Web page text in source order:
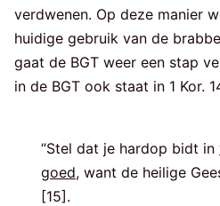
verdwenen. Op deze manier
huidige gebruik van de
gaat de BGT weer een stap
in de BGT ook staat in 1 Kor.
“Stel dat je hardop bidt in
goed, want de heilige
[15].